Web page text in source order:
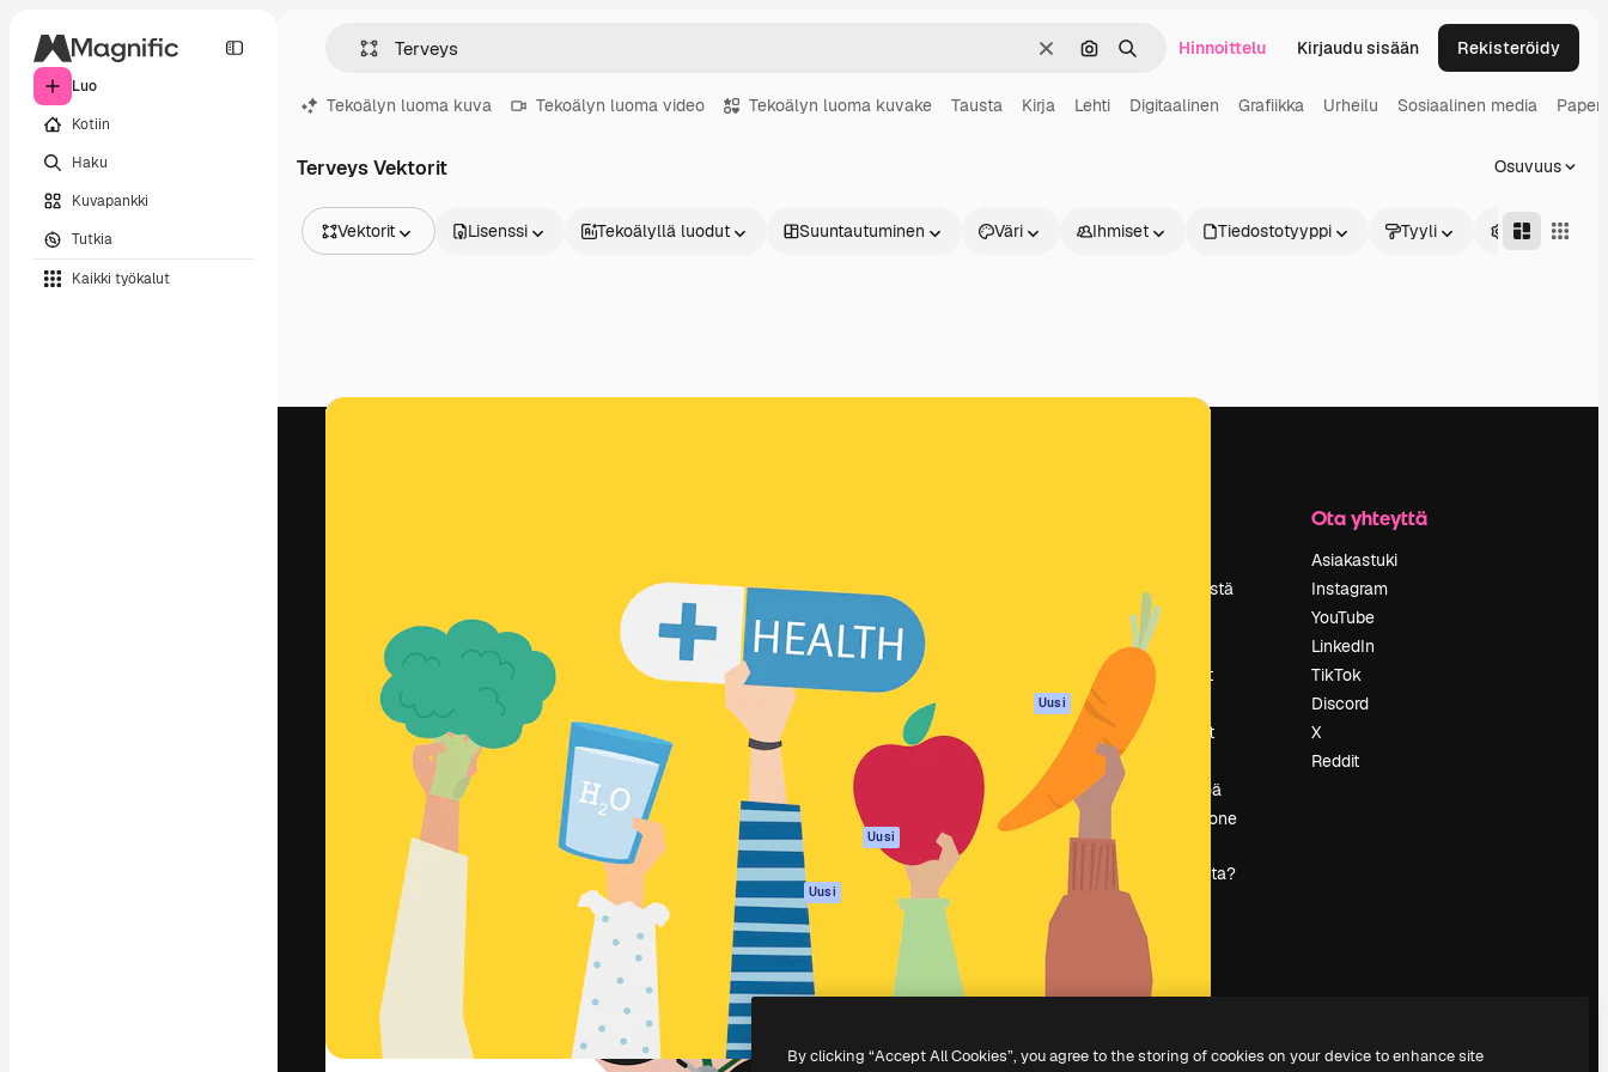
Luo
Kotiin
Haku
Kuvapankki
Tutkia
Kaikki työkalut
SelkeäHae kuvan perusteella
Haku Hinnoittelu Kirjaudu sisään Rekisteröidy
Tekoälyn luoma kuva Tekoälyn luoma video Tekoälyn luoma kuvake Tausta Kirja Lehti Digitaalinen Grafiikka Urheilu Sosiaalinen media Paperi
Terveys Vektorit Osuvuus
Vektorit
Videot
Lisenssi Tekoälyllä luodut Suuntautuminen Väri Ihmiset Tiedostotyyppi Tyyli Edistynyt
toteuttamiseen. Yli miljoona tilaajaa
luovien alojen ammattilaisten, yritysten,
toimistojen ja studioiden joukossa.
Tekoälyavustaja
Tekoälyllä toimiva
kuvageneraattori
videogeneraattori
Tekoälyllä toimiva
äänigeneraattori
Kuvapankkisisältö
MCP
Claudelle ja
ChatGPT:lle
Uusi
Agentit Uusi
API
Mobiilisovellus
Kaikki Magnific-
työkalut
Uusi
Evästepolitiikka
Luottamuskeskus
Kumppanit
Yrityksille
Tietoja meistä
Reviews
Urat
Hakutrendit
Blogi
Tapahtumat
Myy sisältöä
Lehdistöhuone
magnific.ai:ta?
Ota yhteyttä
Asiakastuki
Instagram
YouTube
LinkedIn
TikTok
Discord
X
Reddit
By clicking “Accept All Cookies”, you agree to the storing of cookies on your device to enhance site